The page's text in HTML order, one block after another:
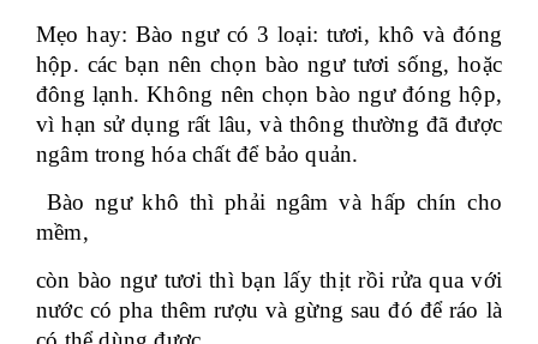
Mẹo hay: Bào ngư có 3 loại: tươi, khô và đóng
hộp. các bạn nên chọn bào ngư tươi sống, hoặc
đông lạnh. Không nên chọn bào ngư đóng hộp,
vì hạn sử dụng rất lâu, và thông thường đã được
ngâm trong hóa chất để bảo quản.
Bào ngư khô thì phải ngâm và hấp chín cho
mềm,
còn bào ngư tươi thì bạn lấy thịt rồi rửa qua với
nước có pha thêm rượu và gừng sau đó để ráo là